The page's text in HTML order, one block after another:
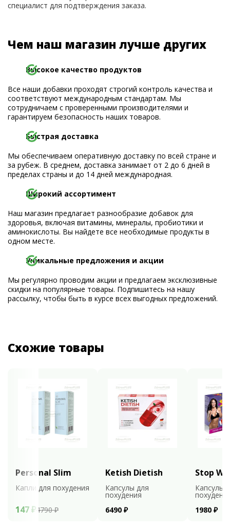
специалист для подтверждения заказа.
Чем наш магазин лучше других
Высокое качество продуктов
Все наши добавки проходят строгий контроль качества и
соответствуют международным стандартам. Мы
сотрудничаем с проверенными производителями и
гарантируем безопасность наших товаров.
Быстрая доставка
Мы обеспечиваем оперативную доставку по всей стране и
за рубеж. В среднем, доставка занимает от 2 до 6 дней в
пределах страны и до 14 дней международная.
Широкий ассортимент
Наш магазин предлагает разнообразие добавок для
здоровья, включая витамины, минералы, пробиотики и
аминокислоты. Вы найдете все необходимые продукты в
одном месте.
Уникальные предложения и акции
Мы регулярно проводим акции и предлагаем эксклюзивные
скидки на популярные товары. Подпишитесь на нашу
рассылку, чтобы быть в курсе всех выгодных предложений.
Схожие товары
Personal Slim
Капли для похудения
147 ₽ 4790 ₽
Ketish Dietish
Капсулы для
похудения
6490 ₽
Stop
Капсулы
1980 ₽